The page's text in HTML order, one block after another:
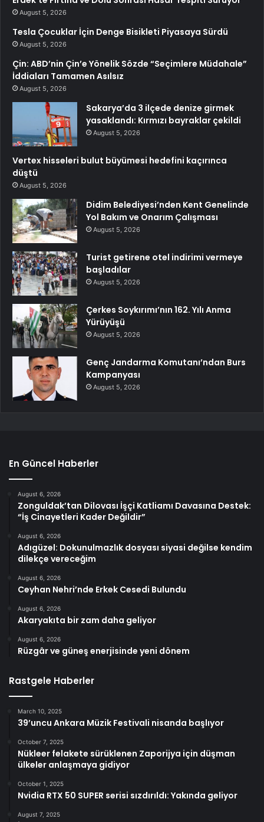
August 5, 2026
Tesla Çocuklar İçin Denge Bisikleti Piyasaya Sürdü
August 5, 2026
Çin: ABD’nin Çin’e Yönelik Sözde “Seçimlere Müdahale”
İddiaları Tamamen Asılsız
August 5, 2026
Sakarya’da 3 ilçede denize girmek
yasaklandı: Kırmızı bayraklar çekildi
August 5, 2026
Vertex hisseleri bulut büyümesi hedefini kaçırınca
düştü
August 5, 2026
Didim Belediyesi’nden Kent Genelinde
Yol Bakım ve Onarım Çalışması
August 5, 2026
Turist getirene otel indirimi vermeye
başladılar
August 5, 2026
Çerkes Soykırımı’nın 162. Yılı Anma
Yürüyüşü
August 5, 2026
Genç Jandarma Komutanı’ndan Burs
Kampanyası
August 5, 2026
En Güncel Haberler
August 6, 2026
Zonguldak’tan Dilovası İşçi Katliamı Davasına Destek:
“İş Cinayetleri Kader Değildir”
August 6, 2026
Adıgüzel: Dokunulmazlık dosyası siyasi değilse kendim
dilekçe vereceğim
August 6, 2026
Ceyhan Nehri’nde Erkek Cesedi Bulundu
August 6, 2026
Akaryakıta bir zam daha geliyor
August 6, 2026
Rüzgâr ve güneş enerjisinde yeni dönem
Rastgele Haberler
March 10, 2025
39’uncu Ankara Müzik Festivali nisanda başlıyor
October 7, 2025
Nükleer felakete sürüklenen Zaporijya için düşman
ülkeler anlaşmaya gidiyor
October 1, 2025
Nvidia RTX 50 SUPER serisi sızdırıldı: Yakında geliyor
August 7, 2025